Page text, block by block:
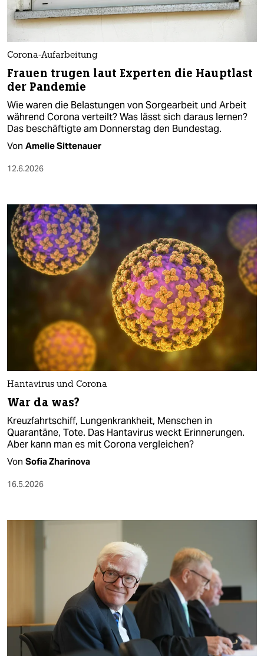
Corona-Aufarbeitung
Frauen trugen laut Experten die Hauptlast
der Pandemie
Wie waren die Belastungen von Sorgearbeit und Arbeit
während Corona verteilt? Was lässt sich daraus lernen?
Das beschäftigte am Donnerstag den Bundestag.
Von Amelie Sittenauer
12.6.2026
Hantavirus und Corona
War da was?
Kreuzfahrtschiff, Lungenkrankheit, Menschen in
Quarantäne, Tote. Das Hantavirus weckt Erinnerungen.
Aber kann man es mit Corona vergleichen?
Von Sofia Zharinova
16.5.2026